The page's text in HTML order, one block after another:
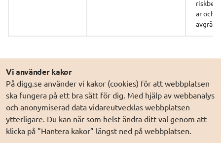
Vi använder kakor
På digg.se använder vi kakor (cookies) för att webbplatsen
ska fungera på ett bra sätt för dig. Med hjälp av webbanalys
och anonymiserad data vidareutvecklas webbplatsen
ytterligare. Du kan när som helst ändra ditt val genom att
klicka på ”Hantera kakor” längst ned på webbplatsen.
ar och
Införande, drift, förvaltning och
vidareutveckling